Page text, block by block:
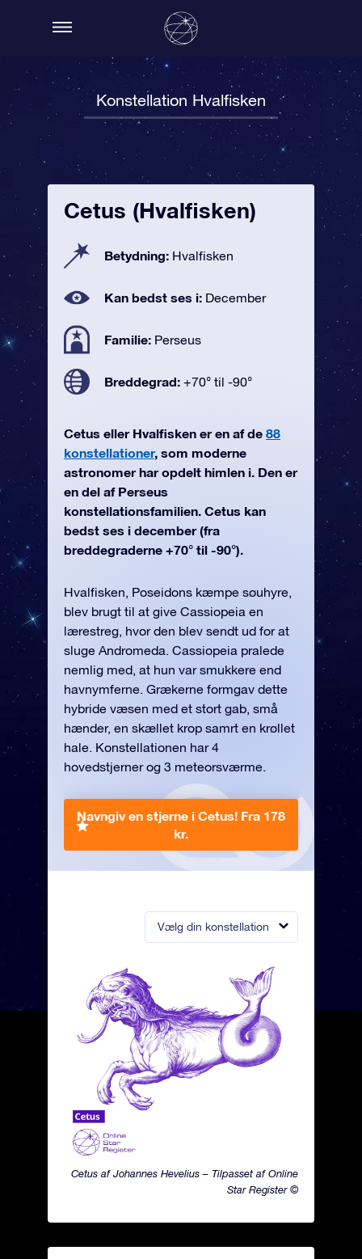
Konstellation Hvalfisken
Vælg din konstellation
Cetus af Johannes Hevelius – Tilpasset af Online
Star Register ©
Cetus (Hvalfisken)
Betydning: Hvalfisken
Kan bedst ses i: December
Familie: Perseus
Breddegrad: +70° til -90°
Cetus eller Hvalfisken er en af de 88
konstellationer, som moderne
astronomer har opdelt himlen i. Den er
en del af Perseus
konstellationsfamilien. Cetus kan
bedst ses i december (fra
breddegraderne +70° til -90°).
Hvalfisken, Poseidons kæmpe søuhyre,
blev brugt til at give Cassiopeia en
lærestreg, hvor den blev sendt ud for at
sluge Andromeda. Cassiopeia pralede
nemlig med, at hun var smukkere end
havnymferne. Grækerne formgav dette
hybride væsen med et stort gab, små
hænder, en skællet krop samrt en krøllet
hale. Konstellationen har 4
hovedstjerner og 3 meteorsværme.
Navngiv en stjerne i Cetus! Fra 178
kr.